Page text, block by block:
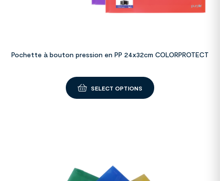
Pochette à bouton pression en PP 24x32cm COLORPROTECT
SELECT OPTIONS